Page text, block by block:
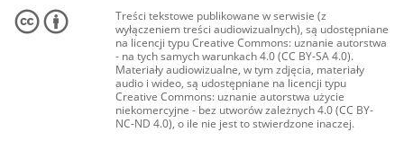
Treści tekstowe publikowane w serwisie (z
wyłączeniem treści audiowizualnych), są udostępniane
na licencji typu Creative Commons: uznanie autorstwa
- na tych samych warunkach 4.0 (CC BY-SA 4.0).
Materiały audiowizualne, w tym zdjęcia, materiały
audio i wideo, są udostępniane na licencji typu
Creative Commons: uznanie autorstwa użycie
niekomercyjne - bez utworów zależnych 4.0 (CC BY-
NC-ND 4.0), o ile nie jest to stwierdzone inaczej.